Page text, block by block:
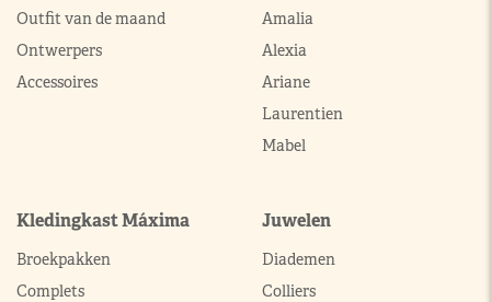
Outfit van de maand
Ontwerpers
Accessoires
Amalia
Alexia
Ariane
Laurentien
Mabel
Kledingkast Máxima
Broekpakken
Complets
Juwelen
Diademen
Colliers